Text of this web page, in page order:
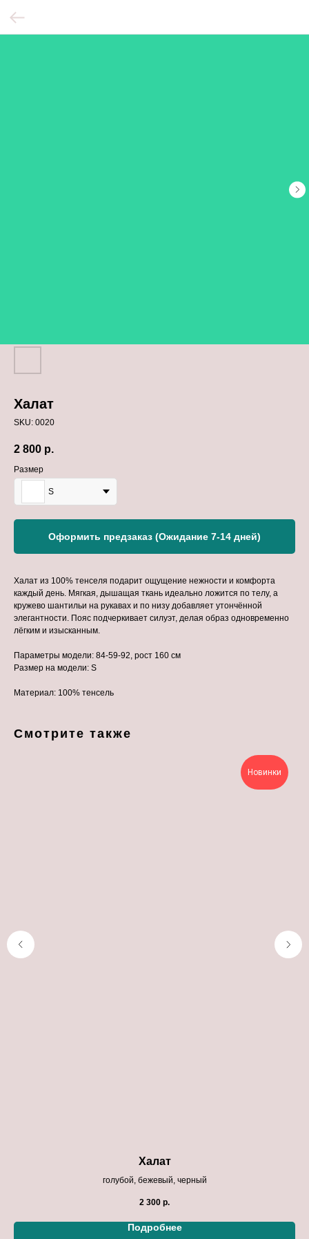
Халат
SKU: 0020
2 800 р.
Размер
S
Оформить предзаказ (Ожидание 7-14 дней)
Халат из 100% тенселя подарит ощущение нежности и комфорта
каждый день. Мягкая, дышащая ткань идеально ложится по телу, а
кружево шантильи на рукавах и по низу добавляет утончённой
элегантности. Пояс подчеркивает силуэт, делая образ одновременно
лёгким и изысканным.
Параметры модели: 84-59-92, рост 160 см
Размер на модели: S
Материал: 100% тенсель
Смотрите также
Новинки
Халат
голубой, бежевый, черный
2 300 р.
Подробнее